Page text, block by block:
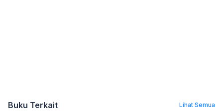
Buku Terkait Lihat Semua